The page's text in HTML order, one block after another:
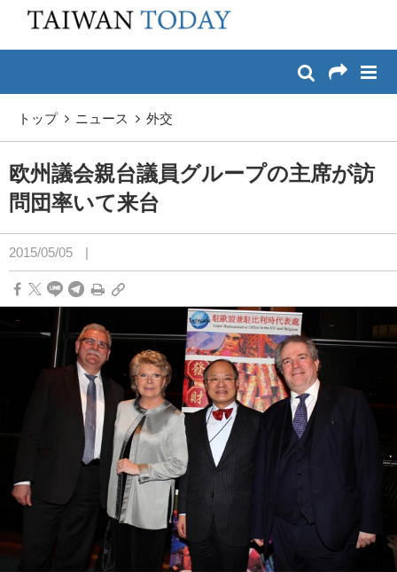
メイン コンテンツへスキップ
トップ ニュース 外交
欧州議会親台議員グループの主席が訪
問団率いて来台
2015/05/05 |